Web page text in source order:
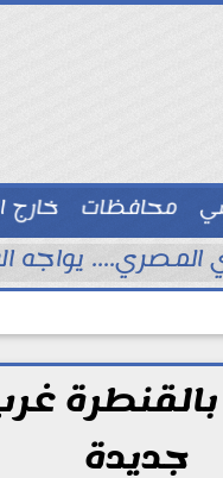
محافظات خارج
المصري.... يواجه
بالقنطرة
جديدة